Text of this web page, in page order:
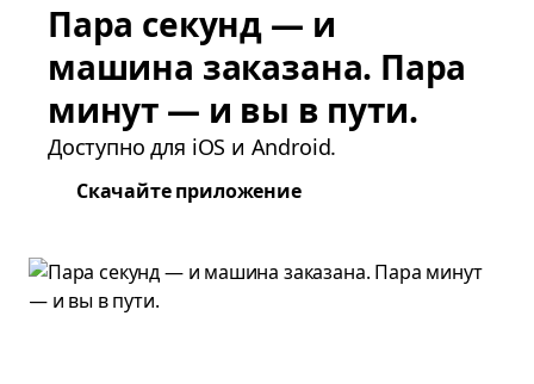
Пара секунд — и
машина заказана. Пара
минут — и вы в пути.
Доступно для iOS и Android.
Скачайте приложение